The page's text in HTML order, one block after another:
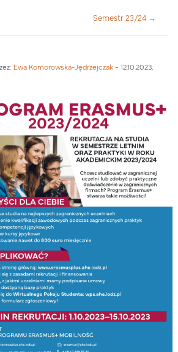
Semestr 23/24 →
Ewa Komorowska-Jędrzejczak- 12.10.2023,
0